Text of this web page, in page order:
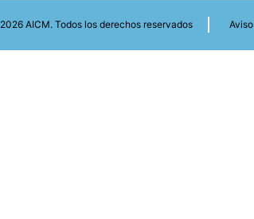
AICM. Todos los derechos reservados